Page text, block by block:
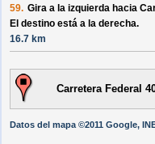
59. Gira a la izquierda hacia
El destino está a la derecha.
16.7 km
Carretera Federal
Datos del mapa ©2011 Google,